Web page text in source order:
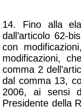
14. Fino alla
dall’articolo 62-
con
modificazioni,
comma 2
dal comma 13,
2006, ai sensi
Presidente della